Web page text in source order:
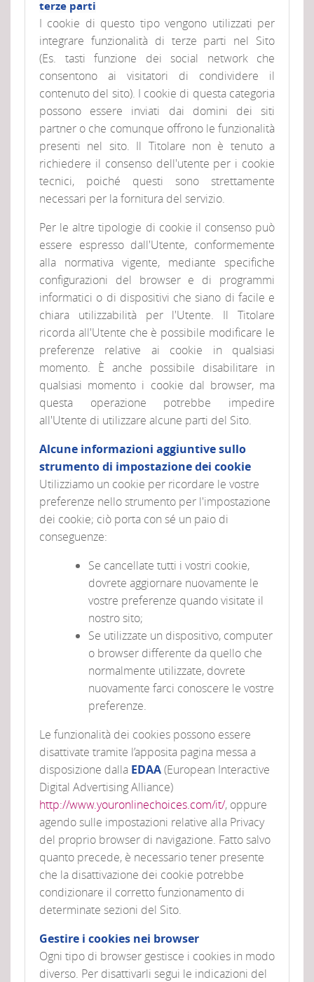
terze parti
I cookie di questo tipo vengono utilizzati per
integrare funzionalità di terze parti nel Sito
(Es. tasti funzione dei social network che
consentono ai visitatori di condividere il
contenuto del sito). I cookie di questa categoria
possono essere inviati dai domini dei siti
partner o che comunque offrono le funzionalità
presenti nel sito. Il Titolare non è tenuto a
richiedere il consenso dell'utente per i cookie
tecnici, poiché questi sono strettamente
necessari per la fornitura del servizio.
Per le altre tipologie di cookie il consenso può
essere espresso dall'Utente, conformemente
alla normativa vigente, mediante specifiche
configurazioni del browser e di programmi
informatici o di dispositivi che siano di facile e
chiara utilizzabilità per l'Utente. Il Titolare
ricorda all'Utente che è possibile modificare le
preferenze relative ai cookie in qualsiasi
momento. È anche possibile disabilitare in
qualsiasi momento i cookie dal browser, ma
questa operazione potrebbe impedire
all'Utente di utilizzare alcune parti del Sito.
Alcune informazioni aggiuntive sullo
strumento di impostazione dei cookie
Utilizziamo un cookie per ricordare le vostre
preferenze nello strumento per l'impostazione
dei cookie; ciò porta con sé un paio di
conseguenze:
Se cancellate tutti i vostri cookie,
dovrete aggiornare nuovamente le
vostre preferenze quando visitate il
nostro sito;
Se utilizzate un dispositivo, computer
o browser differente da quello che
normalmente utilizzate, dovrete
nuovamente farci conoscere le vostre
preferenze.
Le funzionalità dei cookies possono essere
disattivate tramite l’apposita pagina messa a
disposizione dalla EDAA(European Interactive
Digital Advertising Alliance)
http://www.youronlinechoices.com/it/, oppure
agendo sulle impostazioni relative alla Privacy
del proprio browser di navigazione. Fatto salvo
quanto precede, è necessario tener presente
che la disattivazione dei cookie potrebbe
condizionare il corretto funzionamento di
determinate sezioni del Sito.
Gestire i cookies nei browser
Ogni tipo di browser gestisce i cookies in modo
diverso. Per disattivarli segui le indicazioni del